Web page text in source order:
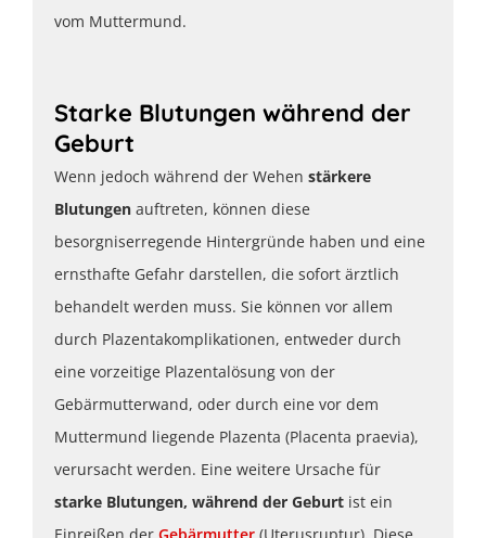
vom Muttermund.
Starke Blutungen während der
Geburt
Wenn jedoch während der Wehen stärkere
Blutungen auftreten, können diese
besorgniserregende Hintergründe haben und eine
ernsthafte Gefahr darstellen, die sofort ärztlich
behandelt werden muss. Sie können vor allem
durch Plazentakomplikationen, entweder durch
eine vorzeitige Plazentalösung von der
Gebärmutterwand, oder durch eine vor dem
Muttermund liegende Plazenta (Placenta praevia),
verursacht werden. Eine weitere Ursache für
starke Blutungen, während der Geburt ist ein